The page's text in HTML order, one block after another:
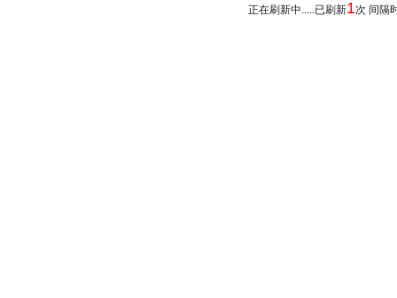
正在刷新中.....已刷新1次 间隔